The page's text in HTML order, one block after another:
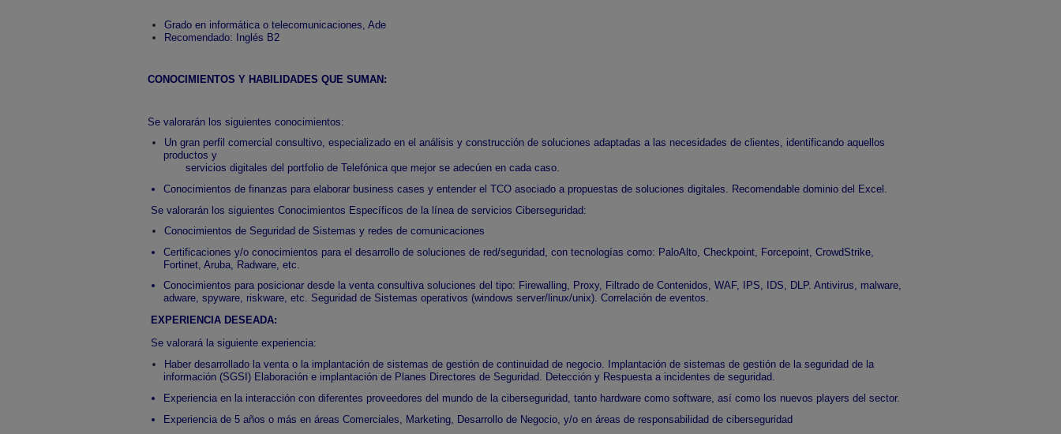
Grado en informática o telecomunicaciones, Ade
Recomendado: Inglés B2
CONOCIMIENTOS Y HABILIDADES QUE SUMAN:
Se valorarán los siguientes conocimientos:
Un gran perfil comercial consultivo, especializado en el análisis y construcción de soluciones adaptadas a las necesidades de clientes, identificando aquellos
productos y
servicios digitales del portfolio de Telefónica que mejor se adecúen en cada caso.
Conocimientos de finanzas para elaborar business cases y entender el TCO asociado a propuestas de soluciones digitales. Recomendable dominio del Excel.
Se valorarán los siguientes Conocimientos Específicos de la línea de servicios Ciberseguridad:
Conocimientos de Seguridad de Sistemas y redes de comunicaciones
Certificaciones y/o conocimientos para el desarrollo de soluciones de red/seguridad, con tecnologías como: PaloAlto, Checkpoint, Forcepoint, CrowdStrike,
Fortinet, Aruba, Radware, etc.
Conocimientos para posicionar desde la venta consultiva soluciones del tipo: Firewalling, Proxy, Filtrado de Contenidos, WAF, IPS, IDS, DLP. Antivirus, malware,
adware, spyware, riskware, etc. Seguridad de Sistemas operativos (windows server/linux/unix). Correlación de eventos.
EXPERIENCIA DESEADA:
Se valorará la siguiente experiencia:
Haber desarrollado la venta o la implantación de sistemas de gestión de continuidad de negocio. Implantación de sistemas de gestión de la seguridad de la
información (SGSI) Elaboración e implantación de Planes Directores de Seguridad. Detección y Respuesta a incidentes de seguridad.
Experiencia en la interacción con diferentes proveedores del mundo de la ciberseguridad, tanto hardware como software, así como los nuevos players del sector.
Experiencia de 5 años o más en áreas Comerciales, Marketing, Desarrollo de Negocio, y/o en áreas de responsabilidad de ciberseguridad